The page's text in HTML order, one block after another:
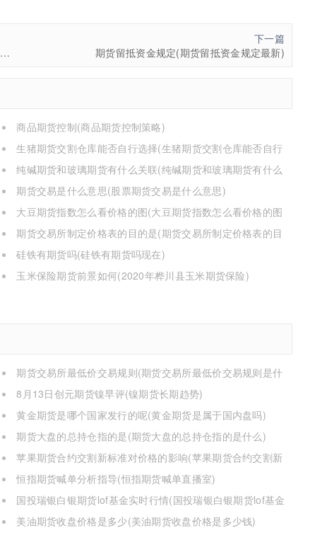
芝加哥利率期货交易所以什么期货为主(芝加哥利率期货交易所以什么期货为主体)
下一篇
期货留抵资金规定(期货留抵资金规定最新)
商品期货控制(商品期货控制策略)
生猪期货交割仓库能否自行选择(生猪期货交割仓库能否自行
选择仓位)
纯碱期货和玻璃期货有什么关联(纯碱期货和玻璃期货有什么
关联吗)
期货交易是什么意思(股票期货交易是什么意思)
大豆期货指数怎么看价格的图(大豆期货指数怎么看价格的图
期货交易所制定价格表的目的是(期货交易所制定价格表的目
的是什么)
硅铁有期货吗(硅铁有期货吗现在)
玉米保险期货前景如何(2020年桦川县玉米期货保险)
期货交易所最低价交易规则(期货交易所最低价交易规则是什
8月13日创元期货镍早评(镍期货长期趋势)
黄金期货是哪个国家发行的呢(黄金期货是属于国内盘吗)
期货大盘的总持仓指的是(期货大盘的总持仓指的是什么)
苹果期货合约交割新标准对价格的影响(苹果期货合约交割新
标准对价格的影响有哪些)
恒指期货喊单分析指导(恒指期货喊单直播室)
国投瑞银白银期货lof基金实时行情(国投瑞银白银期货lof基金
实时行情怎么样)
美油期货收盘价格是多少(美油期货收盘价格是多少钱)